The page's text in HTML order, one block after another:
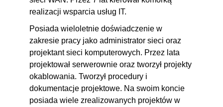
protokołu telnet
4.4. Wykorzystanie skryptu
Python do pobierania hasła za
pomocą protokołu telnet
4.5. Przechwytywanie
komunikacji do serwera TFTP
00:04:06
4.6. Przechwytywanie hasła
OGLĄDAJ »
realizacji wsparcia usług IT.
Posiada wieloletnie doświadczenie w
zakresie pracy jako administrator sieci oraz
projektant sieci komputerowych. Przez lata
projektował serwerownie oraz tworzył projekty
okablowania. Tworzył procedury i
dokumentacje projektowe. Na swoim koncie
posiada wiele zrealizowanych projektów w